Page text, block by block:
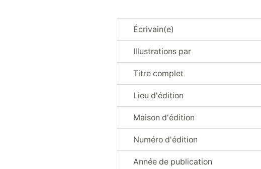
Écrivain(e)
Illustrations par
Titre complet
Lieu d'édition
Maison d'édition
Numéro d'édition
Année de publication